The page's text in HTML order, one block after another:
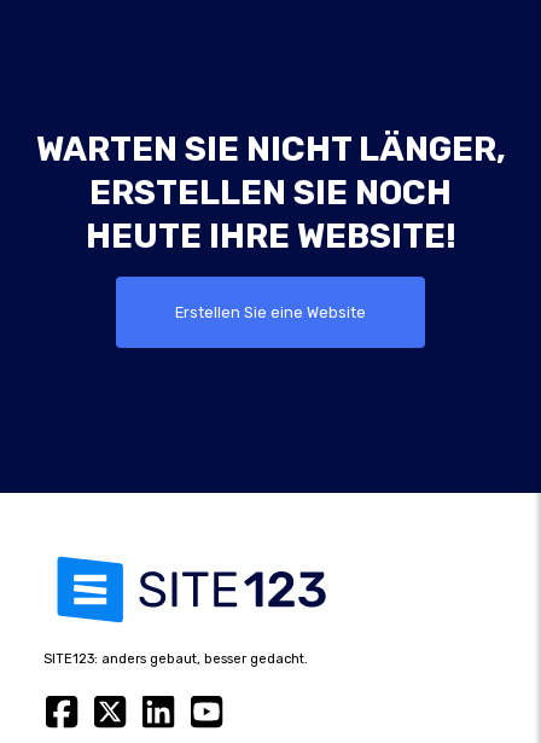
WARTEN SIE NICHT LÄNGER,
ERSTELLEN SIE NOCH
HEUTE IHRE WEBSITE!
Erstellen Sie eine Website
SITE123: anders gebaut, besser gedacht.